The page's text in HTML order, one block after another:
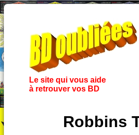
Le site qui vous aide
à retrouver vos BD
Robbins